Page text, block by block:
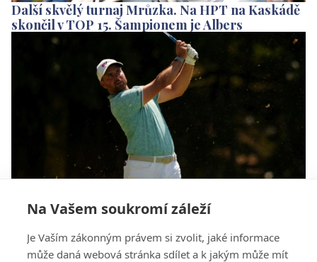
Na Vašem soukromí záleží
Je Vaším zákonným právem si zvolit, jaké informace
může daná webová stránka sdílet a k jakým může mít
Další skvělý turnaj Mrůzka. Na HPT na Kaskádě
skončil v TOP 15. Šampionem je Albers
Mrůzek má na Kaskádě na dostřel TOP 10,
pohádka sedmnáctiletého Brejníka pokračuje